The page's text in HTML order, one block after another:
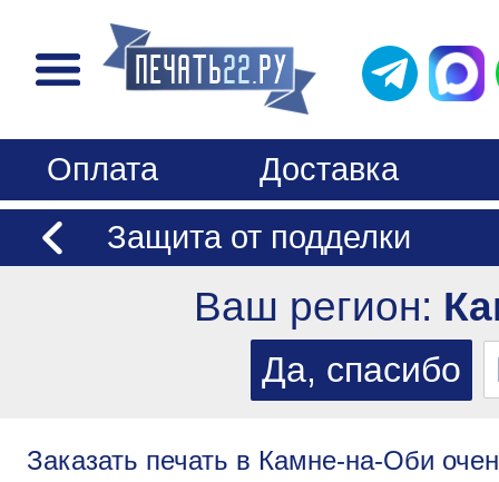
Оплата
Доставка
Защита от подделки
Ваш регион:
Заказать печать в Камне-на-Оби